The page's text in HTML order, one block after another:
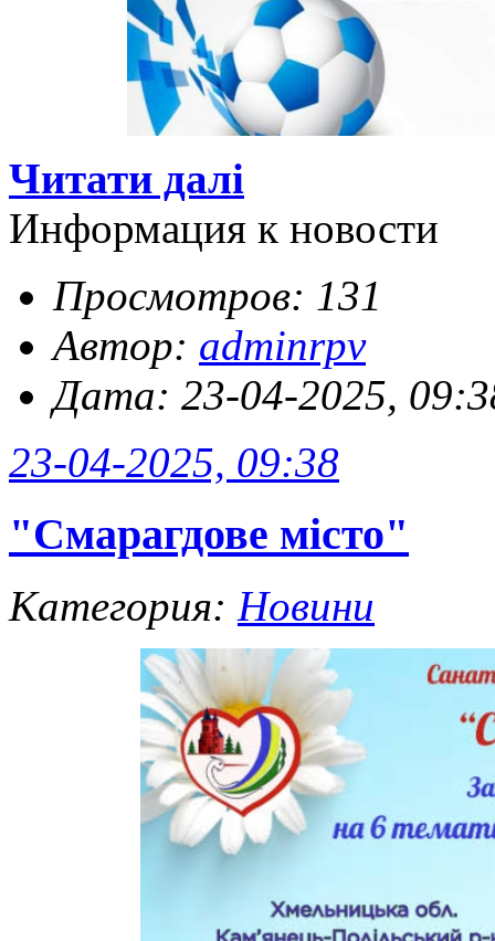
Читати далі
Информация к новости
Просмотров: 131
Автор: adminrpv
Дата: 23-04-2025,
23-04-2025, 09:38
"Смарагдове місто"
Категория: Новини